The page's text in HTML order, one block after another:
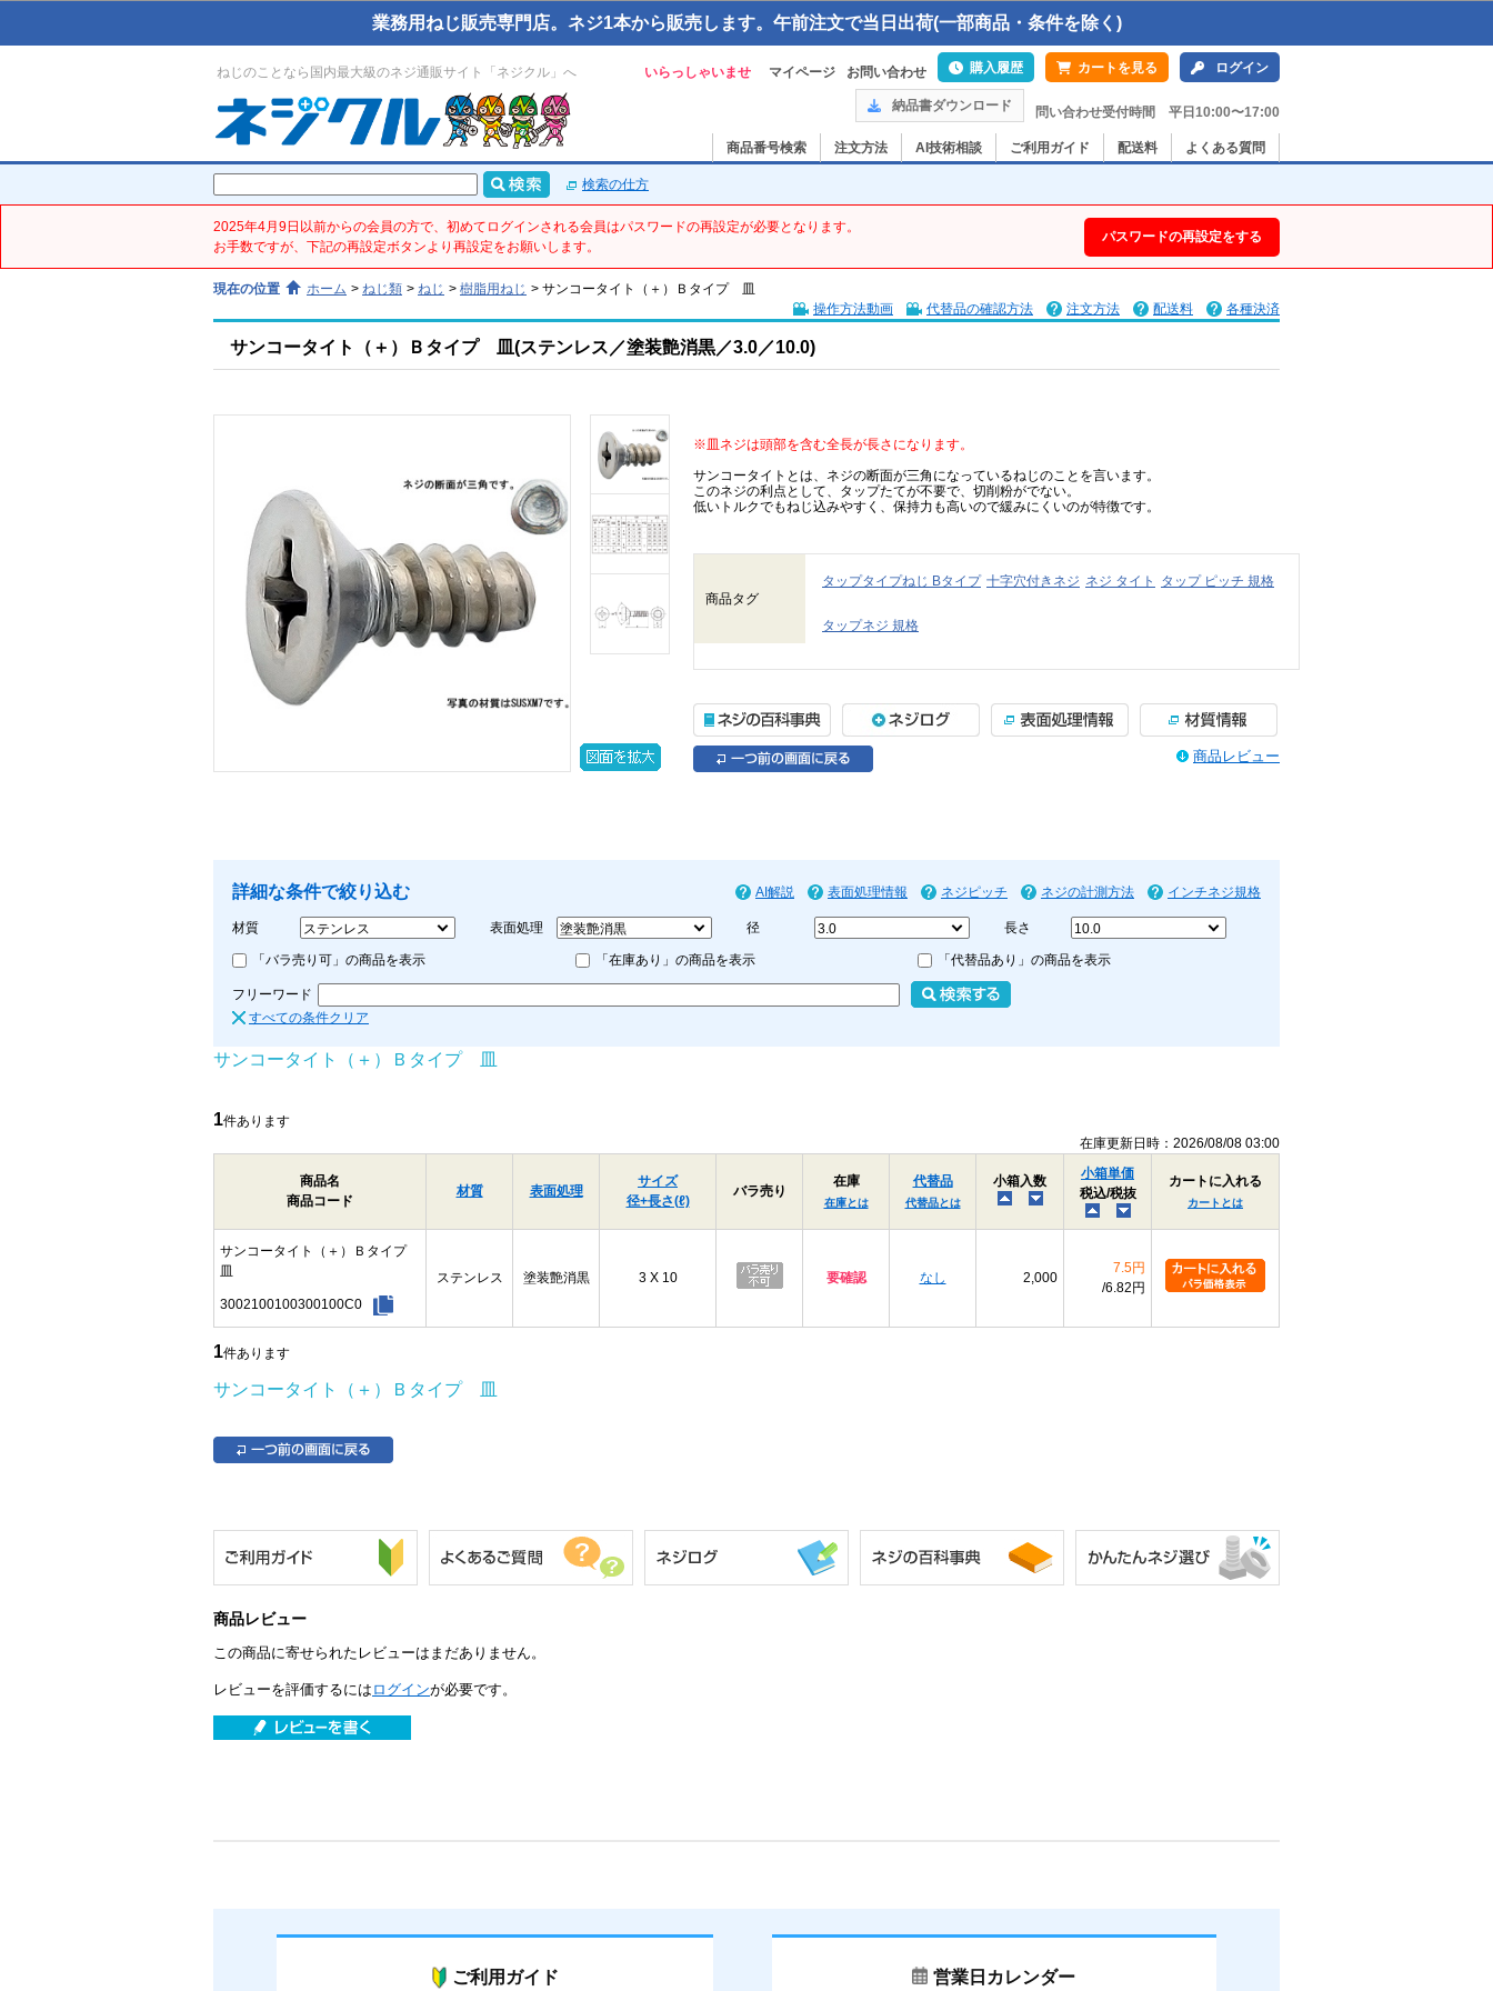
業務用ねじ販売専門店。ネジ1本から販売します。午前注文で当日出荷(一部商品・条件を除く)
ねじのことなら国内最大級のネジ通販サイト「ネジクル」へ いらっしゃいませ マイページ お問い合わせ 購入履歴 カートを見る ログイン
納品書ダウンロード 問い合わせ受付時間 平日10:00〜17:00
商品番号検索 注文方法 AI技術相談 ご利用ガイド 配送料 よくある質問
検索の仕方
2025年4月9日以前からの会員の方で、初めてログインされる会員はパスワードの再設定が必要となります。
お手数ですが、下記の再設定ボタンより再設定をお願いします。
パスワードの再設定をする
現在の位置 ホーム > ねじ類 > ねじ > 樹脂用ねじ > サンコータイト（＋）Ｂタイプ 皿
操作方法動画
代替品の確認方法 注文方法 配送料 各種決済
サンコータイト（＋）Ｂタイプ 皿(ステンレス／塗装艶消黒／3.0／10.0)
※皿ネジは頭部を含む全長が長さになります。
サンコータイトとは、ネジの断面が三角になっているねじのことを言います。
このネジの利点として、タップたてが不要で、切削粉がでない。
低いトルクでもねじ込みやすく、保持力も高いので緩みにくいのが特徴です。
商品タグ
タップタイプねじ Bタイプ 十字穴付きネジ ネジ タイト タップ ピッチ 規格
タップネジ 規格
商品レビュー
詳細な条件で絞り込む AI解説 表面処理情報 ネジピッチ ネジの計測方法 インチネジ規格
材質 表面処理 径 長さ
「バラ売り可」の商品を表示 「在庫あり」の商品を表示 「代替品あり」の商品を表示
フリーワード
すべての条件クリア
サンコータイト（＋）Ｂタイプ 皿
1件あります
在庫更新日時：2026/08/08 03:00
商品名
商品コード
材質 表面処理
サイズ
径+長さ(ℓ)
バラ売り
在庫
在庫とは
代替品
代替品とは
小箱入数
小箱単価
税込/税抜
カートに入れる
カートとは
サンコータイト（＋）Ｂタイプ
皿
3002100100300100C0
ステンレス 塗装艶消黒 3 X 10 要確認 なし 2,000
7.5円
6.82円
1件あります
サンコータイト（＋）Ｂタイプ 皿
商品レビュー
この商品に寄せられたレビューはまだありません。
レビューを評価するには ログインが必要です。
ご利用ガイド 営業日カレンダー